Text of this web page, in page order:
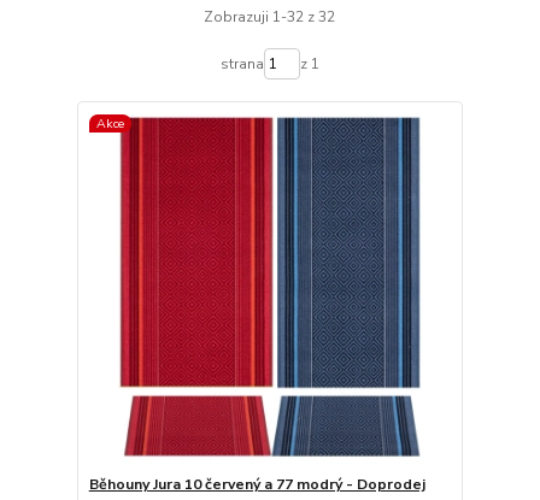
Zobrazuji 1-32 z 32
strana z 1
Akce
Běhouny Jura 10 červený a 77 modrý - Doprodej